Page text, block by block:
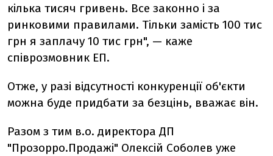
кілька тисяч гривень. Все законно і за
ринковими правилами. Тільки замість 100 тис
грн я заплачу 10 тис грн", — каже
співрозмовник ЕП.
Отже, у разі відсутності конкуренції об'єкти
можна буде придбати за безцінь, вважає він.
Разом з тим в.о. директора ДП
"Прозорро.Продажі" Олексій Соболев уже